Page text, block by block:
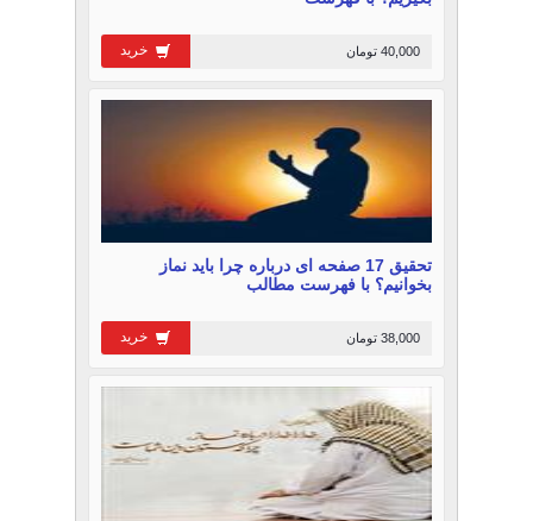
خرید 40,000 تومان
تحقیق 17 صفحه ای درباره چرا باید نماز
بخوانیم؟ با فهرست مطالب
خرید 38,000 تومان